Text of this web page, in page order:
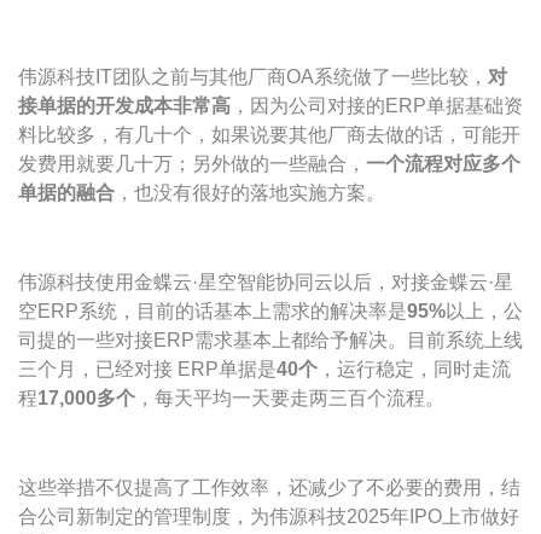
伟源科技IT团队之前与其他厂商OA系统做了一些比较， 对
接单据的开发成本非常高 ，因为公司对接的ERP单据基础资
料比较多，有几十个，如果说要其他厂商去做的话，可能开
发费用就要几十万；另外做的一些融合， 一个流程对应多个
单据的融合 ，也没有很好的落地实施方案。
伟源科技使用金蝶云·星空智能协同云以后，对接金蝶云·星
空ERP系统，目前的话基本上需求的解决率是95%以上，公
司提的一些对接ERP需求基本上都给予解决。目前系统上线
三个月，已经对接 ERP单据是40个 ，运行稳定，同时走流
程17,000多个 ，每天平均一天要走两三百个流程。
这些举措不仅提高了工作效率，还减少了不必要的费用，结
合公司新制定的管理制度，为伟源科技2025年IPO上市做好